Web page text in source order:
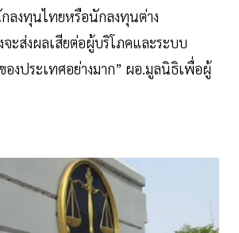
ลงทุนไทยหรือนักลงทุนต่าง
ะส่งผลเสียต่อผู้บริโภคและระบบ
องประเทศอย่างมาก” ผอ.มูลนิธิเพื่อผู้